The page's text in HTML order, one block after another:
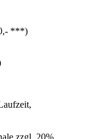
***)